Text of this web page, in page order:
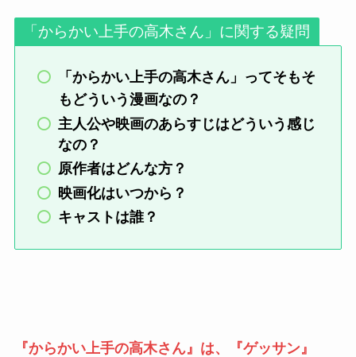
「からかい上手の高木さん」に関する疑問
「からかい上手の高木さん」ってそもそ
もどういう漫画なの？
主人公や映画のあらすじはどういう感じ
なの？
原作者はどんな方？
映画化はいつから？
キャストは誰？
『からかい上手の高木さん』は、『ゲッサン』